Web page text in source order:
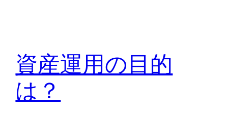
資産運用の目的
は？